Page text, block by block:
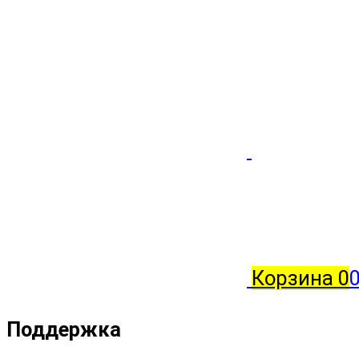
Корзина 0
Поддержка